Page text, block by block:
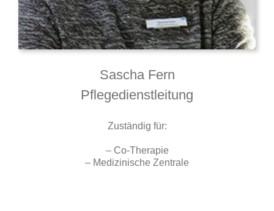
Sascha Fern
Pflegedienstleitung
Zuständig für:
– Co-Therapie
– Medizinische Zentrale